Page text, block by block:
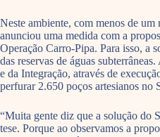
Neste ambiente, com menos de
anunciou uma medida com a
Operação Carro-Pipa. Para isso, a
das reservas de águas
e da Integração, através de
perfurar 2.650 poços artesianos no
“Muita gente diz que a solução do
tese. Porque ao observamos a